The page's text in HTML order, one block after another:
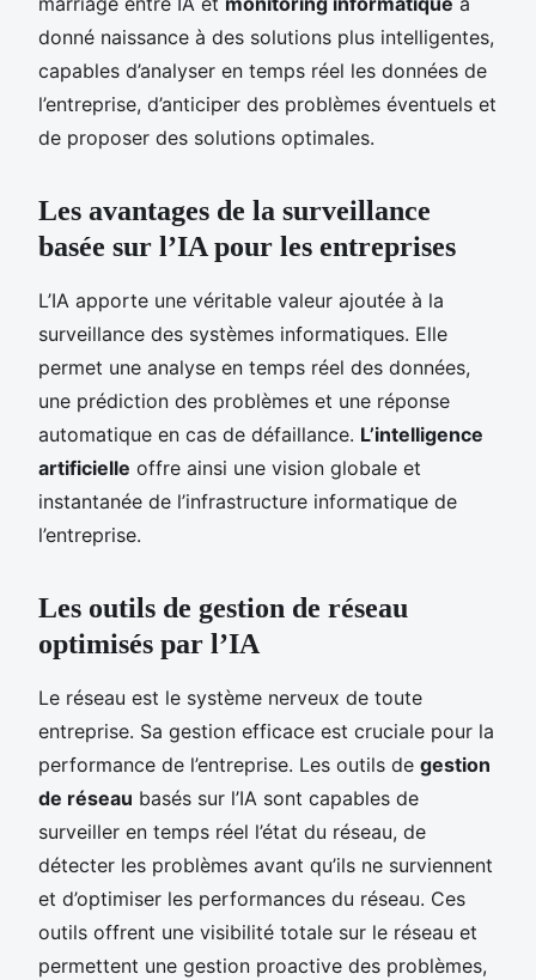
donné naissance à des solutions plus intelligentes,
capables d’analyser en temps réel les données de
l’entreprise, d’anticiper des problèmes éventuels et
de proposer des solutions optimales.
Les avantages de la surveillance
basée sur l’IA pour les entreprises
L’IA apporte une véritable valeur ajoutée à la
surveillance des systèmes informatiques. Elle
permet une analyse en temps réel des données,
une prédiction des problèmes et une réponse
automatique en cas de défaillance. L’intelligence
artificielle offre ainsi une vision globale et
instantanée de l’infrastructure informatique de
l’entreprise.
Les outils de gestion de réseau
optimisés par l’IA
Le réseau est le système nerveux de toute
entreprise. Sa gestion efficace est cruciale pour la
performance de l’entreprise. Les outils de gestion
de réseau basés sur l’IA sont capables de
surveiller en temps réel l’état du réseau, de
détecter les problèmes avant qu’ils ne surviennent
et d’optimiser les performances du réseau. Ces
outils offrent une visibilité totale sur le réseau et
permettent une gestion proactive des problèmes,